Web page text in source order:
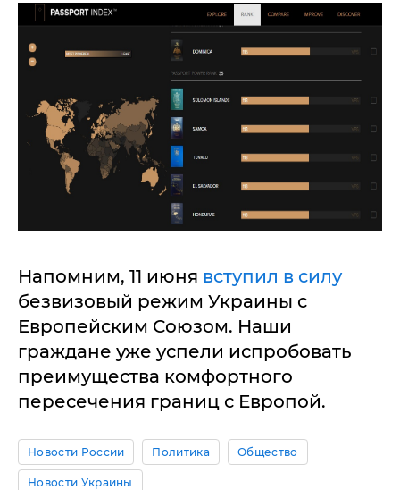
Напомним, 11 июня вступил в силу
безвизовый режим Украины с
Европейским Союзом. Наши
граждане уже успели испробовать
преимущества комфортного
пересечения границ с Европой.
Новости России Политика Общество
Новости Украины